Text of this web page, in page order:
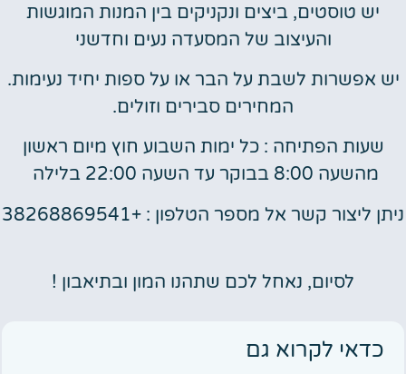
יש טוסטים, ביצים ונקניקים בין המנות המוגשות
והעיצוב של המסעדה נעים וחדשני
יש אפשרות לשבת על הבר או על ספות יחיד נעימות.
המחירים סבירים וזולים.
שעות הפתיחה : כל ימות השבוע חוץ מיום ראשון
מהשעה 8:00 בבוקר עד השעה 22:00 בלילה
ניתן ליצור קשר אל מספר הטלפון : +38268869541
לסיום, נאחל לכם שתהנו המון ובתיאבון !
כדאי לקרוא גם